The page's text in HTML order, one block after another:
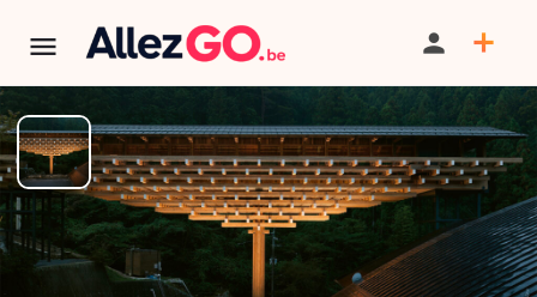
Kengo Kuma. Architecture in
dialogue